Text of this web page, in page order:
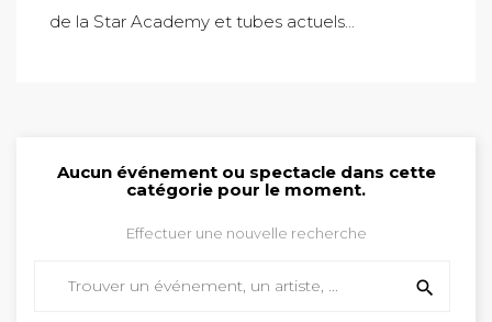
de la Star Academy et tubes actuels...
Aucun événement ou spectacle dans cette
catégorie pour le moment.
Effectuer une nouvelle recherche
